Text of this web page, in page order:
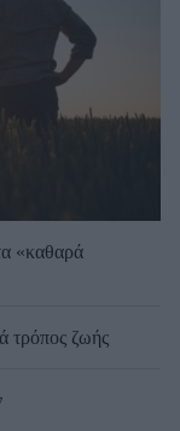
«καθαρά
τρόπος ζωής